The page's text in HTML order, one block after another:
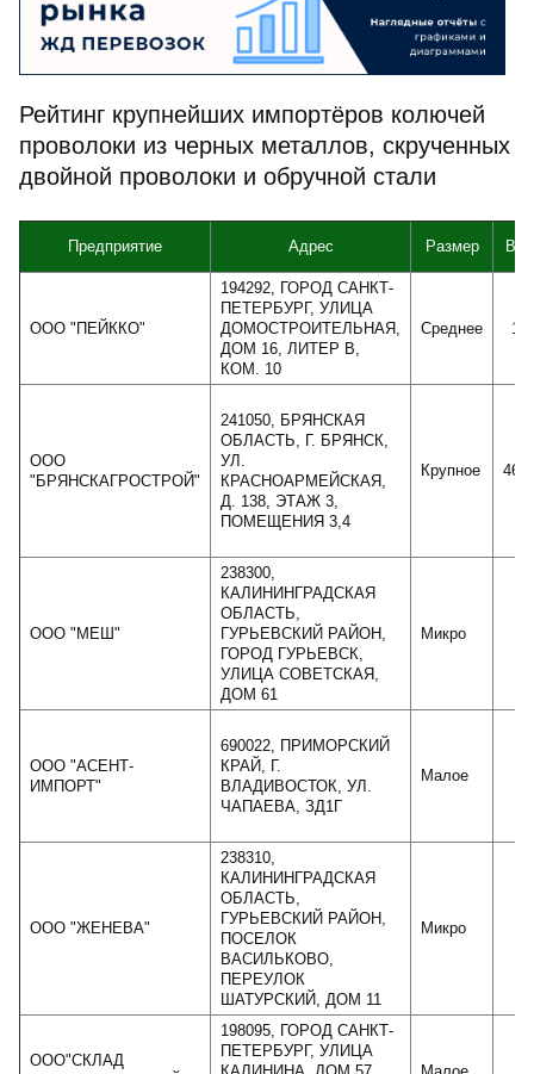
Рейтинг крупнейших импортёров колючей
проволоки из черных металлов, скрученных
двойной проволоки и обручной стали
Предприятие Адрес Размер
ООО "ПЕЙККО"
194292, ГОРОД САНКТ-
ПЕТЕРБУРГ, УЛИЦА
ДОМОСТРОИТЕЛЬНАЯ,
ДОМ 16, ЛИТЕР В,
КОМ. 10
Среднее
ООО
"БРЯНСКАГРОСТРОЙ"
241050, БРЯНСКАЯ
ОБЛАСТЬ, Г. БРЯНСК,
УЛ.
КРАСНОАРМЕЙСКАЯ,
Д. 138, ЭТАЖ 3,
ПОМЕЩЕНИЯ 3,4
Крупное
ООО "МЕШ"
238300,
КАЛИНИНГРАДСКАЯ
ОБЛАСТЬ,
ГУРЬЕВСКИЙ РАЙОН,
ГОРОД ГУРЬЕВСК,
УЛИЦА СОВЕТСКАЯ,
ДОМ 61
Микро
ООО "АСЕНТ-
ИМПОРТ"
690022, ПРИМОРСКИЙ
КРАЙ, Г.
ВЛАДИВОСТОК, УЛ.
ЧАПАЕВА, ЗД1Г
Малое
ООО "ЖЕНЕВА"
238310,
КАЛИНИНГРАДСКАЯ
ОБЛАСТЬ,
ГУРЬЕВСКИЙ РАЙОН,
ПОСЕЛОК
ВАСИЛЬКОВО,
ПЕРЕУЛОК
ШАТУРСКИЙ, ДОМ 11
Микро
ООО"СКЛАД
198095, ГОРОД САНКТ-
ПЕТЕРБУРГ, УЛИЦА